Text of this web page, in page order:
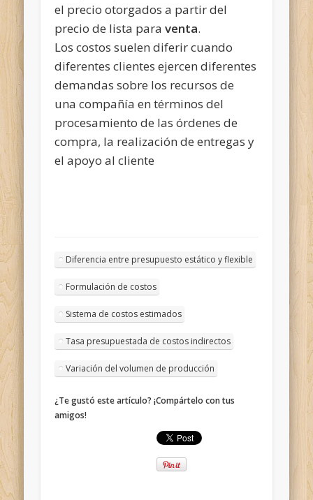
el precio otorgados a partir del
precio de lista paraventa.
Los costos suelen diferir cuando
diferentes clientes ejercen diferentes
demandas sobre los recursos de
una compañía en términos del
procesamiento de las órdenes de
compra, la realización de entregas y
el apoyo al cliente
Diferencia entre presupuesto estático y flexible
Formulación de costos
Sistema de costos estimados
Tasa presupuestada de costos indirectos
Variación del volumen de producción
¿Te gustó este artículo? ¡Compártelo con tus
amigos!